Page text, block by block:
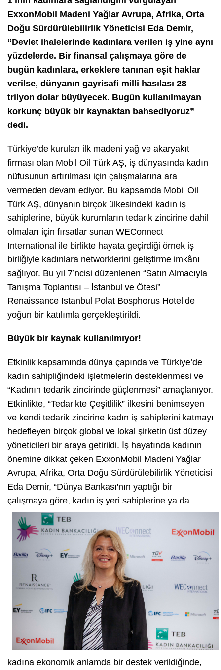
ExxonMobil Madeni Yağlar Avrupa, Afrika, Orta
Doğu Sürdürülebilirlik Yöneticisi Eda Demir,
“Devlet ihalelerinde kadınlara verilen iş yine aynı
yüzdelerde. Bir finansal çalışmaya göre de
bugün kadınlara, erkeklere tanınan eşit haklar
verilse, dünyanın gayrisafi milli hasılası 28
trilyon dolar büyüyecek. Bugün kullanılmayan
korkunç büyük bir kaynaktan bahsediyoruz”
dedi.
Türkiye’de kurulan ilk madeni yağ ve akaryakıt
firması olan Mobil Oil Türk AŞ, iş dünyasında kadın
nüfusunun artırılması için çalışmalarına ara
vermeden devam ediyor. Bu kapsamda Mobil Oil
Türk AŞ, dünyanın birçok ülkesindeki kadın iş
sahiplerine, büyük kurumların tedarik zincirine dahil
olmaları için fırsatlar sunan WEConnect
International ile birlikte hayata geçirdiği örnek iş
birliğiyle kadınlara networklerini geliştirme imkânı
sağlıyor. Bu yıl 7’ncisi düzenlenen “Satın Almacıyla
Tanışma Toplantısı – İstanbul ve Ötesi”
Renaissance Istanbul Polat Bosphorus Hotel’de
yoğun bir katılımla gerçekleştirildi.
Büyük bir kaynak kullanılmıyor!
Etkinlik kapsamında dünya çapında ve Türkiye’de
kadın sahipliğindeki işletmelerin desteklenmesi ve
“Kadının tedarik zincirinde güçlenmesi” amaçlanıyor.
Etkinlikte, “Tedarikte Çeşitlilik” ilkesini benimseyen
ve kendi tedarik zincirine kadın iş sahiplerini katmayı
hedefleyen birçok global ve lokal şirketin üst düzey
yöneticileri bir araya getirildi. İş hayatında kadının
önemine dikkat çeken ExxonMobil Madeni Yağlar
Avrupa, Afrika, Orta Doğu Sürdürülebilirlik Yöneticisi
Eda Demir, “Dünya Bankası'nın yaptığı bir
çalışmaya göre, kadın iş yeri sahiplerine ya da
kadına ekonomik anlamda bir destek verildiğinde,